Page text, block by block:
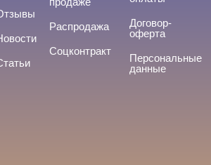
Cвернуть
Распродажа
Соцконтракт
Договор-
оферта
Персональные
данные